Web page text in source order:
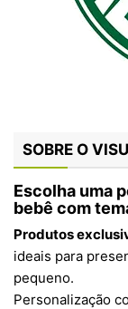
SOBRE O
Escolha uma
bebê com
Produtos
ideais para
pequeno.
Personalização